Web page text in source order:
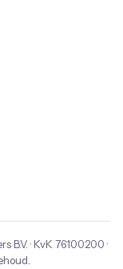
B.V. · KvK 76100200 ·